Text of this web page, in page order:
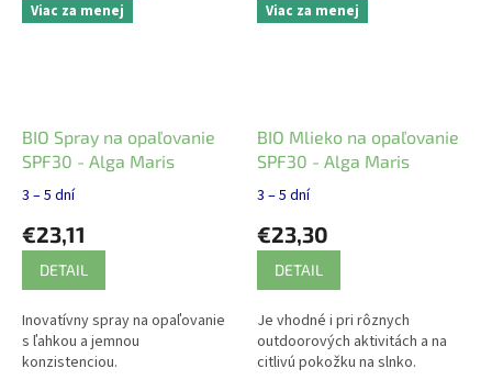
Viac za menej
BIO Spray na opaľovanie
SPF30 - Alga Maris
3 – 5 dní
€23,11
DETAIL
Inovatívny spray na opaľovanie
s ľahkou a jemnou
konzistenciou.
Viac za menej
BIO Mlieko na opaľovanie
SPF30 - Alga Maris
3 – 5 dní
€23,30
DETAIL
Je vhodné i pri rôznych
outdoorových aktivitách a na
citlivú pokožku na slnko.